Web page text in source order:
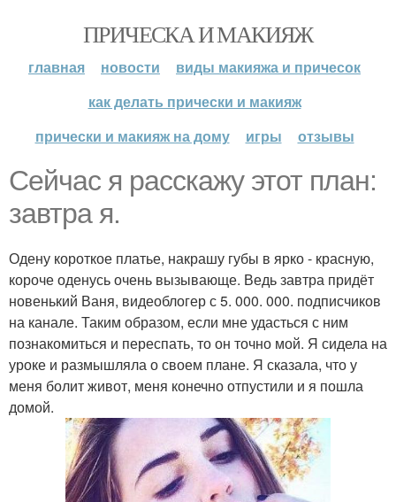
ПРИЧЕСКА И МАКИЯЖ
главная новости
виды макияжа и причесок
как делать прически и макияж
прически и макияж на дому
игры отзывы
Сейчас я расскажу этот план:
завтра я.
Одену короткое платье, накрашу губы в ярко - красную,
короче оденусь очень вызывающе. Ведь завтра придёт
новенький Ваня, видеоблогер с 5. 000. 000. подписчиков
на канале. Таким образом, если мне удасться с ним
познакомиться и переспать, то он точно мой. Я сидела на
уроке и размышляла о своем плане. Я сказала, что у
меня болит живот, меня конечно отпустили и я пошла
домой.